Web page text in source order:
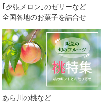
｢夕張メロン｣のゼリーなど
全国各地のお菓子を詰合せ
あら川の桃など